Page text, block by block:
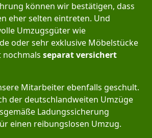
können wir bestätigen, dass
eher selten eintreten. Und
Umzugsgüter wie
oder sehr exklusive Möbelstücke
nochmals separat versichert
Mitarbeiter ebenfalls geschult.
der deutschlandweiten Umzüge
Ladungssicherung
einen reibungslosen Umzug.